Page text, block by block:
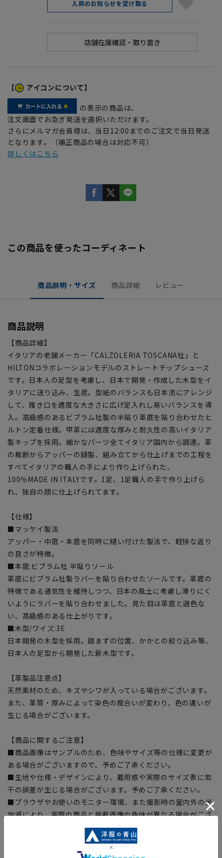
入荷のお知らせを受け取る
【 アイコンについて】
の表示の商品は、
注文画面でお急ぎ発送を選択いただけます。
さらにメルマガ会員様は、当日12:00までのご注文で当日発送
となります。（補正商品の場合は対応不可）
詳しくはこちら
この商品を使ったコーディネート
商品説明・サイズ 商品詳細 レビュー
商品説明
【商品詳細】
イタリアの老舗メーカー「CALZOLERIA TOSCANA社」と
HILTONコラボレーションモデルのストレートチップシューズ
です。日本人の足型を考慮し、日本で開発・作成した木型をイ
タリアに送り込み、生産。型紙のバランスも日本流にアレンジ
して、履き口を適度な大きさに広げ足入れし易いバランスを導
入。高級感のあるビブラム社製の半貼り革底を貼り合わせたヒ
ルトン定番仕様。甲革には適度な厚みと耐久性の高いイタリア
製キップを採用。細かなパーツ全てイタリア国内から調達。革
の裁断からアッパーの縫製、組み立てから仕上げまでの工程を
すべてイタリアの職人の手により作り上げられた、
100％MADE IN ITALYです。1足、1足職人の手で作り上げら
れ、独自の顔に仕上げられてます。
【仕様】
■マッケイ製法
アッパー・中底・本底を同時に縫い付けた製法で、軽快な返り
の良さが特徴。
■本底:ビブラム社 半貼りソール
革底にビブラム社製ラバーを貼り合わせたソールです。革底の
特徴である通気性を維持しつつ、日本の風土に考慮し滑りにく
いようにラバーを貼り合わせました。見た目は革底と遜色な
い、高級感のある仕上がりです。
■木型/ワイズ:3E
日本開発の木型を採用。踏まずの位置、かかとの絞り込み等、
日本人の足型から開発した新木型です。
【革製品注意点】
天然素材のため、キズやシワが入っている場合がございます。
また、革質・厚みによって染色の度合いが変わり、色の違いが
生じる場合がございます。
【商品に関するご注意】
■商品画像はサンプルのため、色味やサイズ等の仕様に変更が
ある場合がございますので、予めご了承ください。
■生地や仕様・デザインにより、着用感や実際のサイズ表に若
干の誤差が生じる場合がございます。予めご了承ください。
■ブラウザやお使いのモニター環境、また撮影時の室内外の光
加減により、実際の商品と掲載画像の色味が異なる場合がござ
■店舗や各モールサイトと商品在庫を共有しております関係
上、ご注文いただいたタイミングにより欠品が発生し、ご注文